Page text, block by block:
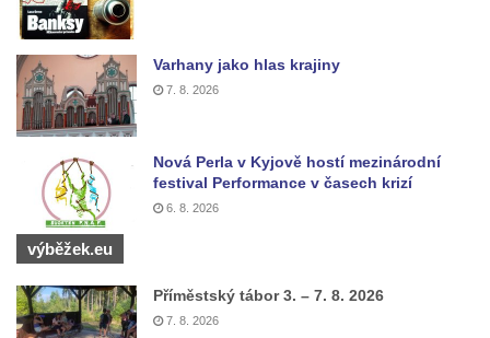
Centrální kříž na novém hřbitově ve
Kříž u kostela Nanebevzetí Panny Marie na
křížové cestě ve Vilémově
Strání
Kříž u severní zdi kostela Nalezení svatého
Kříže ve Frýdlantu
Frýdlantu
Centrální kříž hřbitova ve Sloupu v Čechách
Varhany jako hlas krajiny
7. 8. 2026
Nová Perla v Kyjově hostí mezinárodní
festival Performance v časech krizí
6. 8. 2026
výběžek.eu
Příměstský tábor 3. – 7. 8. 2026
7. 8. 2026